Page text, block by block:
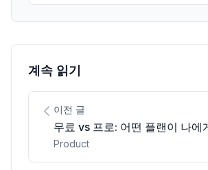
계속 읽기
이전 글
무료 vs 프로: 어떤 플랜이 나에
Product